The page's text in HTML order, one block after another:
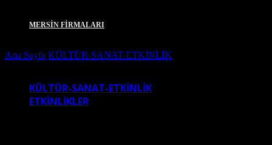
MERSİN FİRMALARI
Ana Sayfa KÜLTÜR-SANAT-ETKİNLİK
KÜLTÜR-SANAT-ETKİNLİK
ETKİNLİKLER